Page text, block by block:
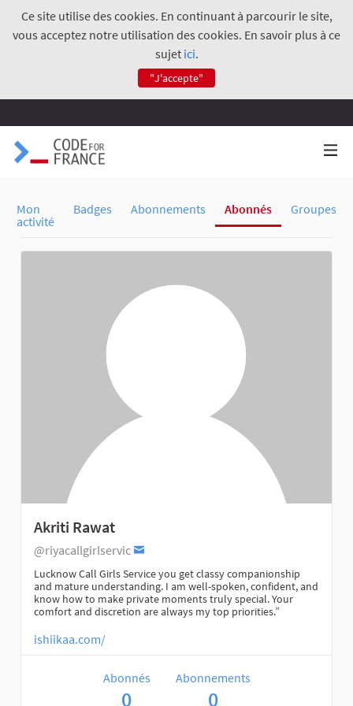
Ce site utilise des cookies. En continuant à parcourir le site,
vous acceptez notre utilisation des cookies. En savoir plus à ce
sujet ici.
"J'accepte"
Mon
activité
Badges Abonnements Abonnés Groupes
Akriti Rawat
@riyacallgirlservic
Lucknow Call Girls Service you get classy companionship
and mature understanding. I am well-spoken, confident, and
know how to make private moments truly special. Your
comfort and discretion are always my top priorities.”
ishiikaa.com/
Abonnés
0
Abonnements
0